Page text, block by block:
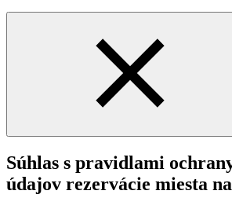
Súhlas s pravidlami
údajov rezervácie miesta